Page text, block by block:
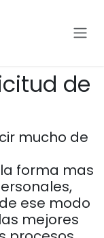
de
mucho de
forma mas
ese modo
mejores